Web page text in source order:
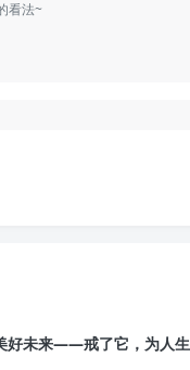
好未来——戒了它，为人生